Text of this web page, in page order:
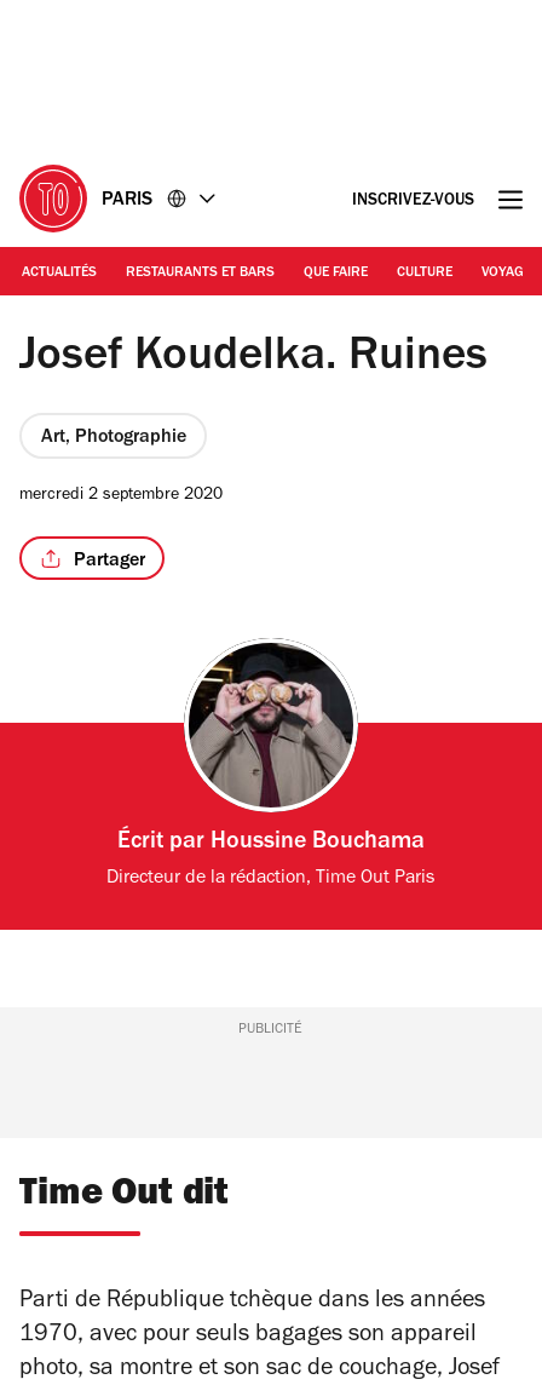
PARIS INSCRIVEZ-VOUS
ACTUALITÉS RESTAURANTS ET BARS QUE FAIRE CULTURE VOYAGE
Josef Koudelka
Josef Koudelka. Ruines
Art, Photographie
mercredi 2 septembre 2020
Partager
Écrit par Houssine Bouchama
Directeur de la rédaction, Time Out Paris
PUBLICITÉ
Time Out dit
Parti de République tchèque dans les années
1970, avec pour seuls bagages son appareil
photo, sa montre et son sac de couchage, Josef